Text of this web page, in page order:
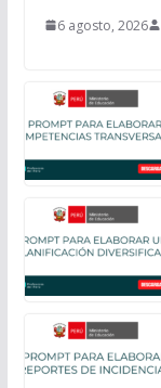
6 agosto, 2026